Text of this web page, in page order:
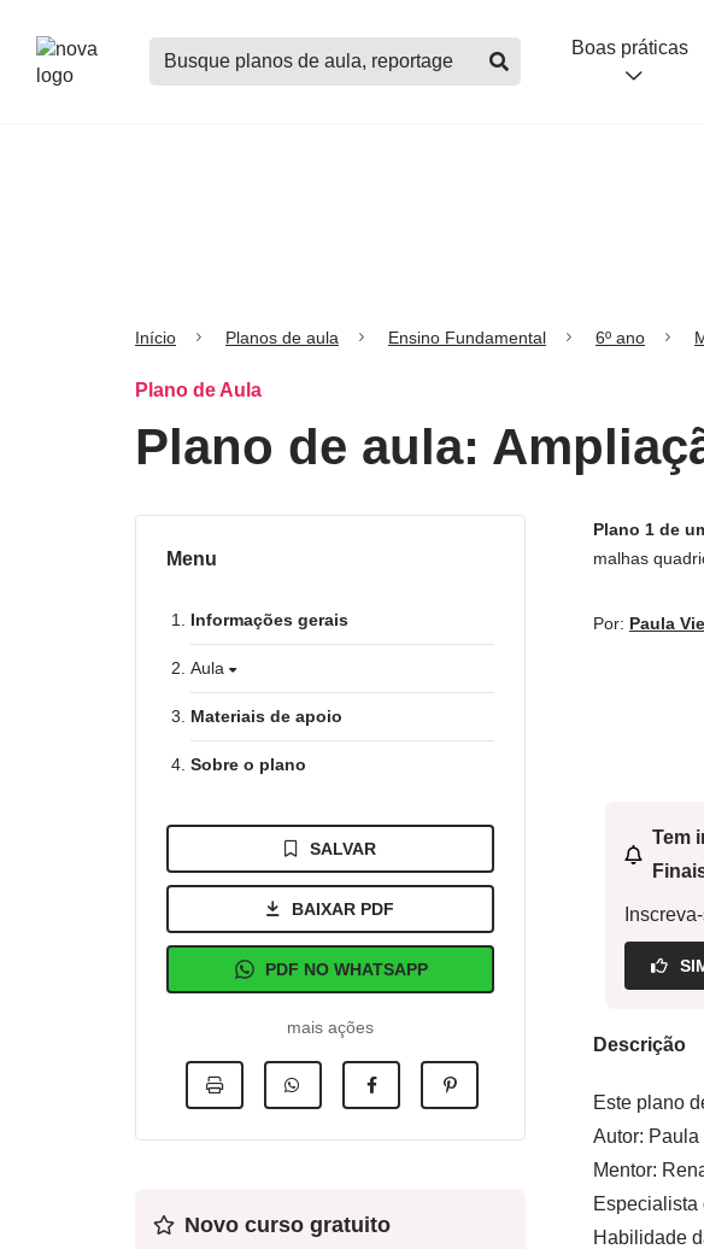
Buscar
planos
Boas práticas
Início Planos de aula Ensino Fundamental 6º ano
Plano de Aula
Plano de aula:
Menu
Informações gerais
Aula
Materiais de apoio
Sobre o plano
SALVAR
BAIXAR PDF
PDF NO WHATSAPP
mais ações
Novo curso gratuito
Plano 1 de
malhas
Por: Paula
Tem
Descrição
Este plano
Autor:
Mentor:
Especialista
Habilidade